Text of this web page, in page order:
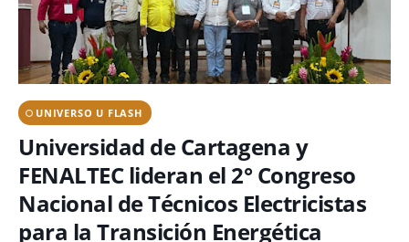
UNIVERSO U FLASH
Universidad de Cartagena y
FENALTEC lideran el 2° Congreso
Nacional de Técnicos Electricistas
para la Transición Energética